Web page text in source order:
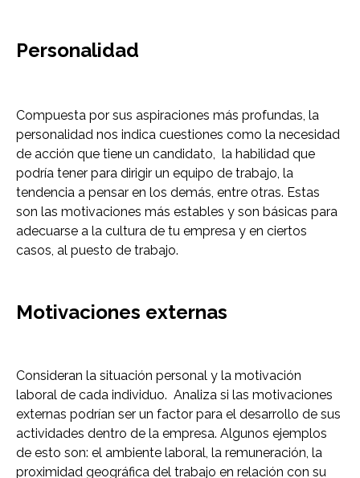
Personalidad
Compuesta por sus aspiraciones más profundas, la
personalidad nos indica cuestiones como la necesidad
de acción que tiene un candidato, la habilidad que
podría tener para dirigir un equipo de trabajo, la
tendencia a pensar en los demás, entre otras. Estas
son las motivaciones más estables y son básicas para
adecuarse a la cultura de tu empresa y en ciertos
casos, al puesto de trabajo.
Motivaciones externas
Consideran la situación personal y la motivación
laboral de cada individuo. Analiza si las motivaciones
externas podrían ser un factor para el desarrollo de sus
actividades dentro de la empresa. Algunos ejemplos
de esto son: el ambiente laboral, la remuneración, la
proximidad geográfica del trabajo en relación con su